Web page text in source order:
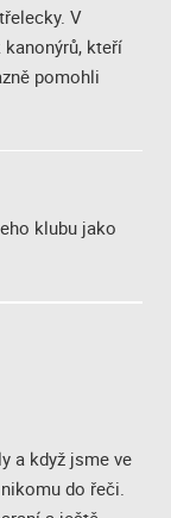
V
kteří
pomohli
klubu jako
a když jsme ve
do řeči.